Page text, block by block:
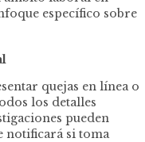
específico sobre
quejas en línea o
los detalles
pueden
notificará si toma